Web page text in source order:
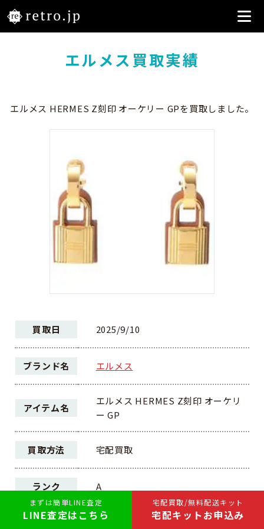
宅配買取/無料配送キット
宅配キットお申込み
まずは簡単LINE査定
LINE査定はこちら
エルメス買取実績
エルメス HERMES Z刻印 オーケリー GPを買取しました。
買取日 2025/9/10
ブランド名 エルメス
アイテム名
エルメス HERMES Z刻印 オーケリ
ー GP
買取方法 宅配買取
ランク A